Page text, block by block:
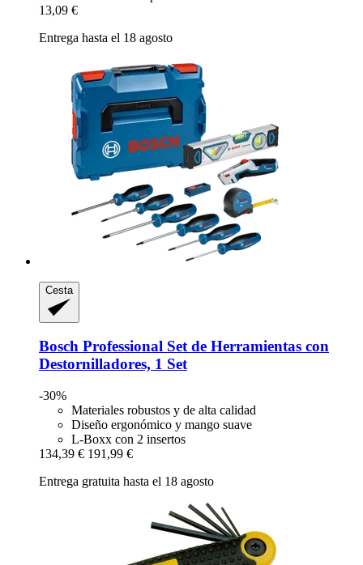
13,09 €
Entrega hasta el 18 agosto
Cesta
Bosch Professional Set de Herramientas con
Destornilladores, 1 Set
-30%
Materiales robustos y de alta calidad
Diseño ergonómico y mango suave
L-Boxx con 2 insertos
134,39 € 191,99 €
Entrega gratuita hasta el 18 agosto